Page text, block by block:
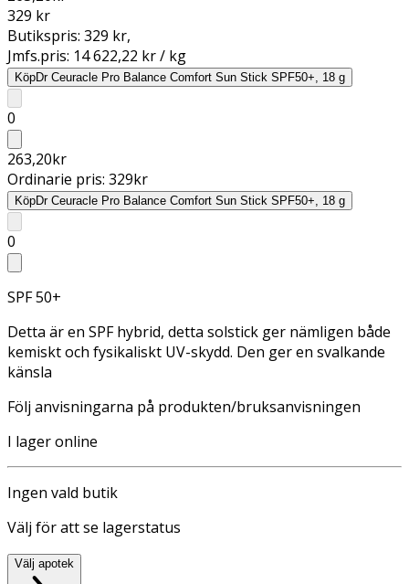
329 kr
Butikspris: 329 kr,
Jmfs.pris: 14 622,22 kr / kg
KöpDr Ceuracle Pro Balance Comfort Sun Stick SPF50+, 18 g
0
263,20kr
Ordinarie pris: 329kr
KöpDr Ceuracle Pro Balance Comfort Sun Stick SPF50+, 18 g
0
SPF 50+
Detta är en SPF hybrid, detta solstick ger nämligen både
kemiskt och fysikaliskt UV-skydd. Den ger en svalkande
känsla
Följ anvisningarna på produkten/bruksanvisningen
I lager online
Ingen vald butik
Välj för att se lagerstatus
Välj apotek